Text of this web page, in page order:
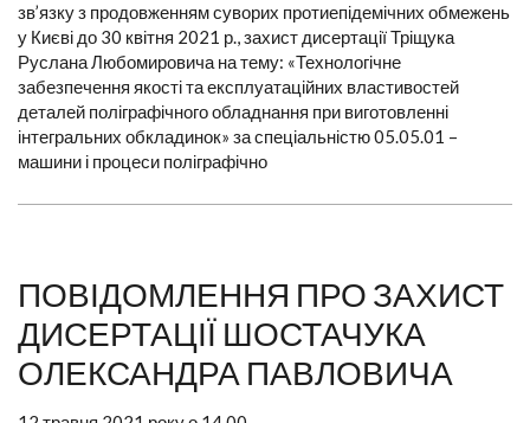
зв’язку з продовженням суворих протиепідемічних обмежень
у Києві до 30 квітня 2021 р., захист дисертації Тріщука
Руслана Любомировича на тему: «Технологічне
забезпечення якості та експлуатаційних властивостей
деталей поліграфічного обладнання при виготовленні
інтегральних обкладинок» за спеціальністю 05.05.01 –
машини і процеси поліграфічно
ПОВІДОМЛЕННЯ ПРО ЗАХИСТ
ДИСЕРТАЦІЇ ШОСТАЧУКА
ОЛЕКСАНДРА ПАВЛОВИЧА